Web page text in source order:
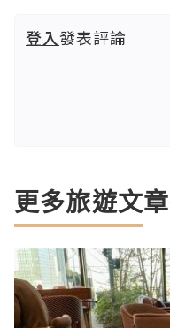
登入發表評論
更多旅遊文